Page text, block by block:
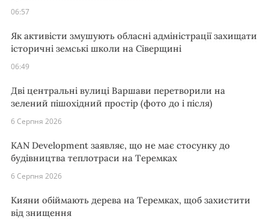
06:57
Як активісти змушують обласні адміністрації захищати
історичні земські школи на Сіверщині
06:49
Дві центральні вулиці Варшави перетворили на
зелений пішохідний простір (фото до і після)
6 Серпня 2026
KAN Development заявляє, що не має стосунку до
будівництва теплотраси на Теремках
6 Серпня 2026
Кияни обіймають дерева на Теремках, щоб захистити
від знищення